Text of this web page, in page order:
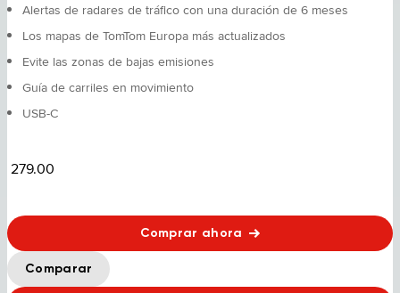
Alertas de radares de tráfico con una duración de 6 meses
Los mapas de TomTom Europa más actualizados
Evite las zonas de bajas emisiones
Guía de carriles en movimiento
USB-C
279.00
Comprar ahora
Comparar